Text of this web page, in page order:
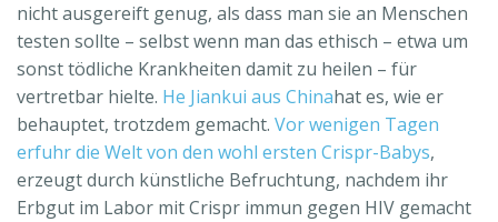
nicht ausgereift genug, als dass man sie an Menschen
testen sollte – selbst wenn man das ethisch – etwa um
sonst tödliche Krankheiten damit zu heilen – für
vertretbar hielte. He Jiankui aus Chinahat es, wie er
behauptet, trotzdem gemacht. Vor wenigen Tagen
erfuhr die Welt von den wohl ersten Crispr-Babys,
erzeugt durch künstliche Befruchtung, nachdem ihr
Erbgut im Labor mit Crispr immun gegen HIV gemacht